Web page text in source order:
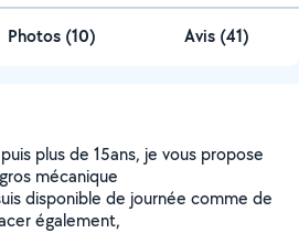
Photos (10) Avis (41)
plus de 15ans, je vous propose
mécanique
disponible de journée comme de
également,